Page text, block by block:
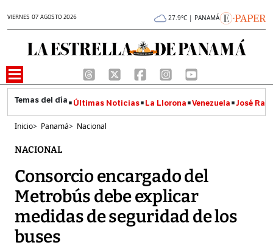
VIERNES 07 AGOSTO 2026 27.9°C | PANAMÁ
Últimas Noticias La Llorona Venezuela José
Inicio> Panamá> Nacional
NACIONAL
Consorcio encargado del
Metrobús debe explicar
medidas de seguridad de los
buses